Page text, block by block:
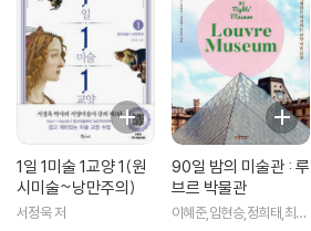
1일 1미술 1교양 1(원
시미술~낭만주의)
서정욱 저
90일 밤의 미술관 : 루
브르 박물관
이혜준,임현승,정희태,최준